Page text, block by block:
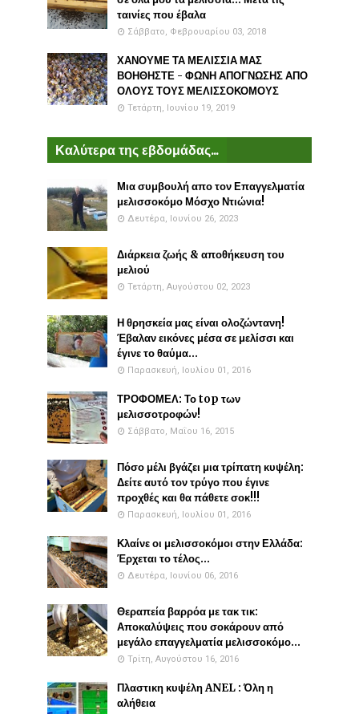
ταινίες που έβαλα
Σάββατο, Φεβρουαρίου 03, 2018
ΧΑΝΟΥΜΕ ΤΑ ΜΕΛΙΣΣΙΑ ΜΑΣ
ΒΟΗΘΗΣΤΕ - ΦΩΝΗ ΑΠΟΓΝΩΣΗΣ ΑΠΟ
ΟΛΟΥΣ ΤΟΥΣ ΜΕΛΙΣΣΟΚΟΜΟΥΣ
Τετάρτη, Ιουνίου 19, 2019
Καλύτερα της εβδομάδας...
Μια συμβουλή απο τον Επαγγελματία
μελισσοκόμο Μόσχο Ντιώνια!
Δευτέρα, Ιουνίου 26, 2023
Διάρκεια ζωής & αποθήκευση του
μελιού
Τετάρτη, Αυγούστου 02, 2023
Η θρησκεία μας είναι ολοζώντανη!
Έβαλαν εικόνες μέσα σε μελίσσι και
έγινε το θαύμα...
Παρασκευή, Ιουλίου 01, 2016
ΤΡΟΦΟΜΕΛ: Το top των
μελισσοτροφών!
Σάββατο, Μαΐου 16, 2015
Πόσο μέλι βγάζει μια τρίπατη κυψέλη:
Δείτε αυτό τον τρύγο που έγινε
προχθές και θα πάθετε σοκ!!!
Παρασκευή, Ιουλίου 01, 2016
Κλαίνε οι μελισσοκόμοι στην Ελλάδα:
Έρχεται το τέλος...
Δευτέρα, Ιουνίου 06, 2016
Θεραπεία βαρρόα με τακ τικ:
Αποκαλύψεις που σοκάρουν από
μεγάλο επαγγελματία μελισσοκόμο...
Τρίτη, Αυγούστου 16, 2016
Πλαστικη κυψέλη ANEL : Όλη η
αλήθεια